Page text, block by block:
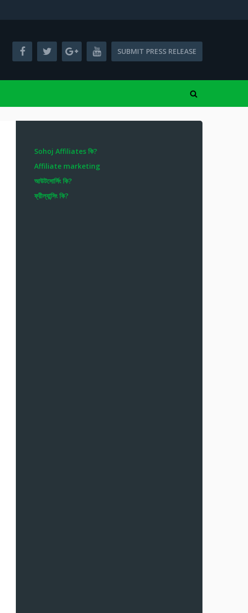
SUBMIT PRESS RELEASE
Sohoj Affiliates কি?
Affiliate marketing
আউটসোর্সিং কি?
ফ্রীল্যান্সিং কি?